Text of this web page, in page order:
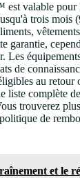
valable pour
trois mois
garantie,
Les
de
au retour
liste complète
trouverez
de
et le